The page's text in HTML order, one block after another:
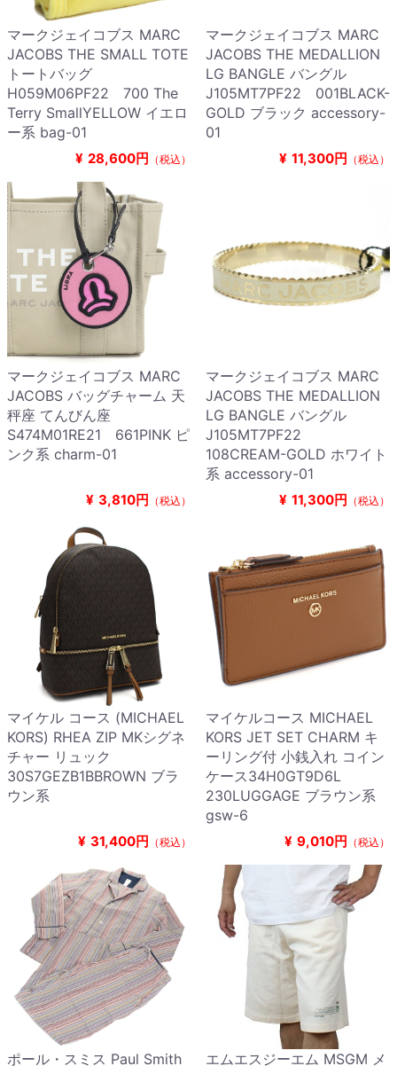
マークジェイコブス MARC
JACOBS THE SMALL TOTE
トートバッグ
H059M06PF22 700 The
Terry SmallYELLOW イエロ
ー系 bag-01
¥ 28,600円 （税込）
マークジェイコブス MARC
JACOBS THE MEDALLION
LG BANGLE バングル
J105MT7PF22 001BLACK-
GOLD ブラック accessory-
01
¥ 11,300円 （税込）
マークジェイコブス MARC
JACOBS バッグチャーム 天
秤座 てんびん座
S474M01RE21 661PINK ピ
ンク系 charm-01
¥ 3,810円 （税込）
マークジェイコブス MARC
JACOBS THE MEDALLION
LG BANGLE バングル
J105MT7PF22
108CREAM-GOLD ホワイト
系 accessory-01
¥ 11,300円 （税込）
マイケル コース (MICHAEL
KORS) RHEA ZIP MKシグネ
チャー リュック
30S7GEZB1BBROWN ブラ
ウン系
¥ 31,400円 （税込）
マイケルコース MICHAEL
KORS JET SET CHARM キ
ーリング付 小銭入れ コイン
ケース34H0GT9D6L
230LUGGAGE ブラウン系
gsw-6
¥ 9,010円 （税込）
ポール・スミス Paul Smith エムエスジーエム MSGM メ